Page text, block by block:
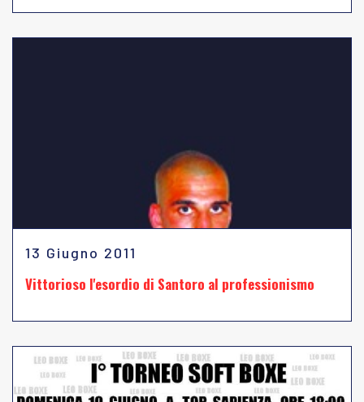
13 Giugno 2011
Vittorioso l'esordio di Santoro al professionismo